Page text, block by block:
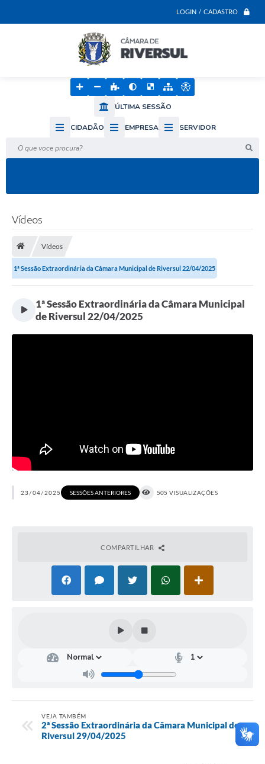
LOGIN / CADASTRO
O que voce procura?
CIDADÃO EMPRESA SERVIDOR
ÚLTIMA SESSÃO
Vídeos
Vídeos
1ª Sessão Extraordinária da Câmara Municipal de Riversul 22/04/2025
1ª Sessão Extraordinária da Câmara Municipal
de Riversul 22/04/2025
23/04/2025 SESSÕES ANTERIORES 505 VISUALIZAÇÕES
COMPARTILHAR
VEJA TAMBÉM
2ª Sessão Extraordinária da Câmara Municipal de
Riversul 29/04/2025